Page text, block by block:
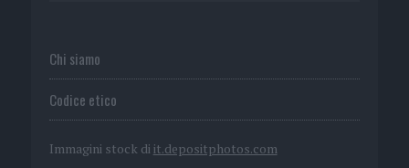
Chi siamo
Codice etico
Immagini stock di it.depositphotos.com